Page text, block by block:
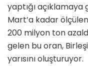
yaptığı açıklamaya
Mart’a kadar
200 milyon ton
gelen bu oran,
yarısını oluşturuyor.